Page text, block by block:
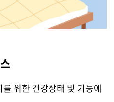
위한 건강상태 및 기능에